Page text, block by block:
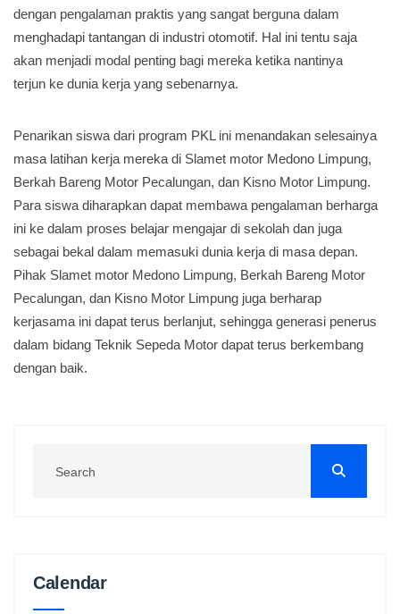
dengan pengalaman praktis yang sangat berguna dalam
menghadapi tantangan di industri otomotif. Hal ini tentu saja
akan menjadi modal penting bagi mereka ketika nantinya
terjun ke dunia kerja yang sebenarnya.
Penarikan siswa dari program PKL ini menandakan selesainya
masa latihan kerja mereka di Slamet motor Medono Limpung,
Berkah Bareng Motor Pecalungan, dan Kisno Motor Limpung.
Para siswa diharapkan dapat membawa pengalaman berharga
ini ke dalam proses belajar mengajar di sekolah dan juga
sebagai bekal dalam memasuki dunia kerja di masa depan.
Pihak Slamet motor Medono Limpung, Berkah Bareng Motor
Pecalungan, dan Kisno Motor Limpung juga berharap
kerjasama ini dapat terus berlanjut, sehingga generasi penerus
dalam bidang Teknik Sepeda Motor dapat terus berkembang
dengan baik.
Calendar